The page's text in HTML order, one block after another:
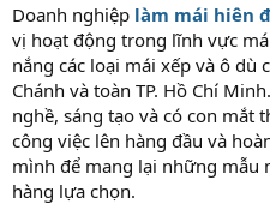
Doanh nghiệp làm mái hiên
vị hoạt động trong lĩnh vực
nắng các loại mái xếp và ô dù
Chánh và toàn TP. Hồ Chí
nghề, sáng tạo và có con mắt
công việc lên hàng đầu và
mình để mang lại những mẫu
hàng lựa chọn.